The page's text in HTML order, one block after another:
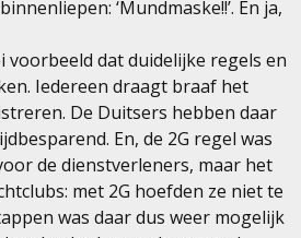
‘Mundmaske!!’. En ja,
voorbeeld dat duidelijke regels en
Iedereen draagt braaf het
De Duitsers hebben daar
En, de 2G regel was
de dienstverleners, maar het
met 2G hoefden ze niet te
was daar dus weer mogelijk